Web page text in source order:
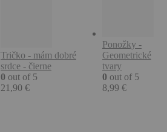
Tričko - mám dobré
srdce - čierne
0 out of 5
21,90 €
Ponožky -
Geometrické
tvary
0 out of 5
8,99 €